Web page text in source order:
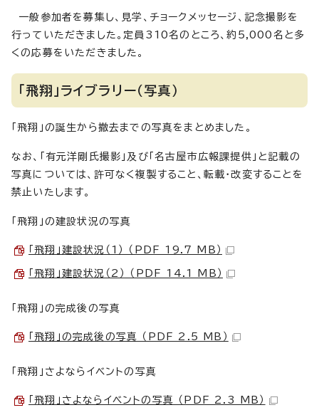
一般参加者を募集し、見学、チョークメッセージ、記念撮影を
行っていただきました。定員310名のところ、約5,000名と多
くの応募をいただきました。
「飛翔」ライブラリー（写真）
「飛翔」の誕生から撤去までの写真をまとめました。
なお、「有元洋剛氏撮影」及び「名古屋市広報課提供」と記載の
写真については、許可なく複製すること、転載・改変することを
禁止いたします。
「飛翔」の建設状況の写真
「飛翔」建設状況（1） （PDF 19.7 MB）
「飛翔」建設状況（2） （PDF 14.1 MB）
「飛翔」の完成後の写真
「飛翔」の完成後の写真 （PDF 2.5 MB）
「飛翔」さよならイベントの写真
「飛翔」さよならイベントの写真 （PDF 2.3 MB）